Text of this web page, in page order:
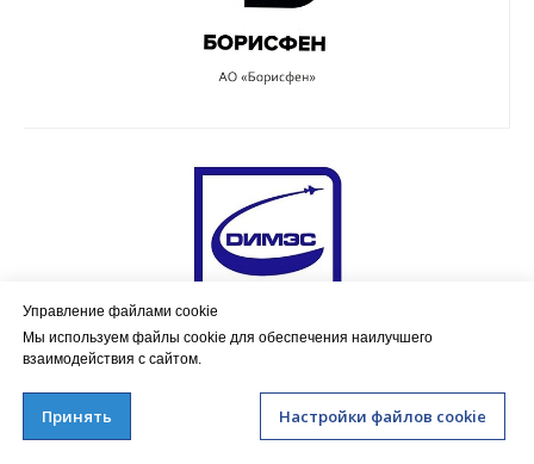
Управление файлами cookie
Мы используем файлы cookie для обеспечения наилучшего
взаимодействия с сайтом.
Принять Настройки файлов cookie